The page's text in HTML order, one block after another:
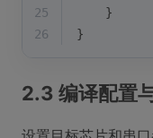
25
    }
26
}
2.3 编译配置